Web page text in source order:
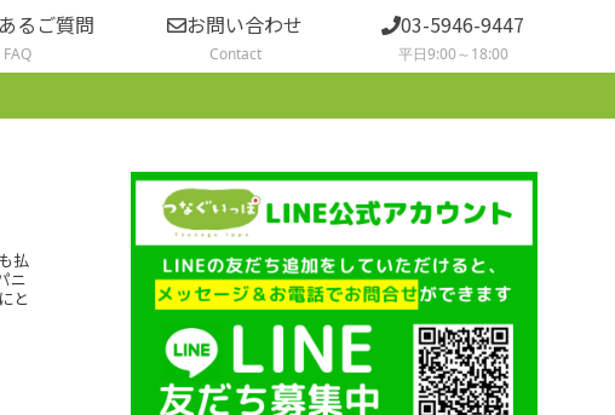
るご質問
FAQ
お問い合わせ
Contact
03-5946-9447
平日9:00～18:00
払
ニ
と